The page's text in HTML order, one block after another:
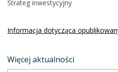
Strateg inwestycyjny
Informacja dotycząca
Więcej aktualności